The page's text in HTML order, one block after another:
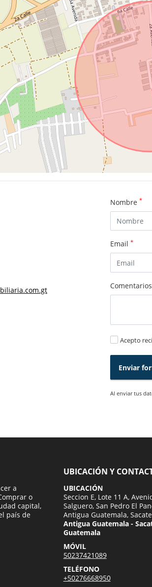
Nombre *
Email *
Comentarios
Acepto
Enviar
Al enviar tus
a
o
capital,
país de
UBICACIÓN Y
UBICACIÓN
Seccion E, Lote 11 A,
Salguero, San Pedro El
Antigua Guatemala,
Antigua Guatemala -
Guatemala
MÓVIL
50237421089
TELÉFONO
+50276668950